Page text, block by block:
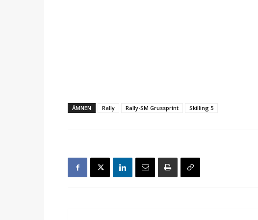
ÄMNEN Rally Rally-SM Grussprint Skilling 5